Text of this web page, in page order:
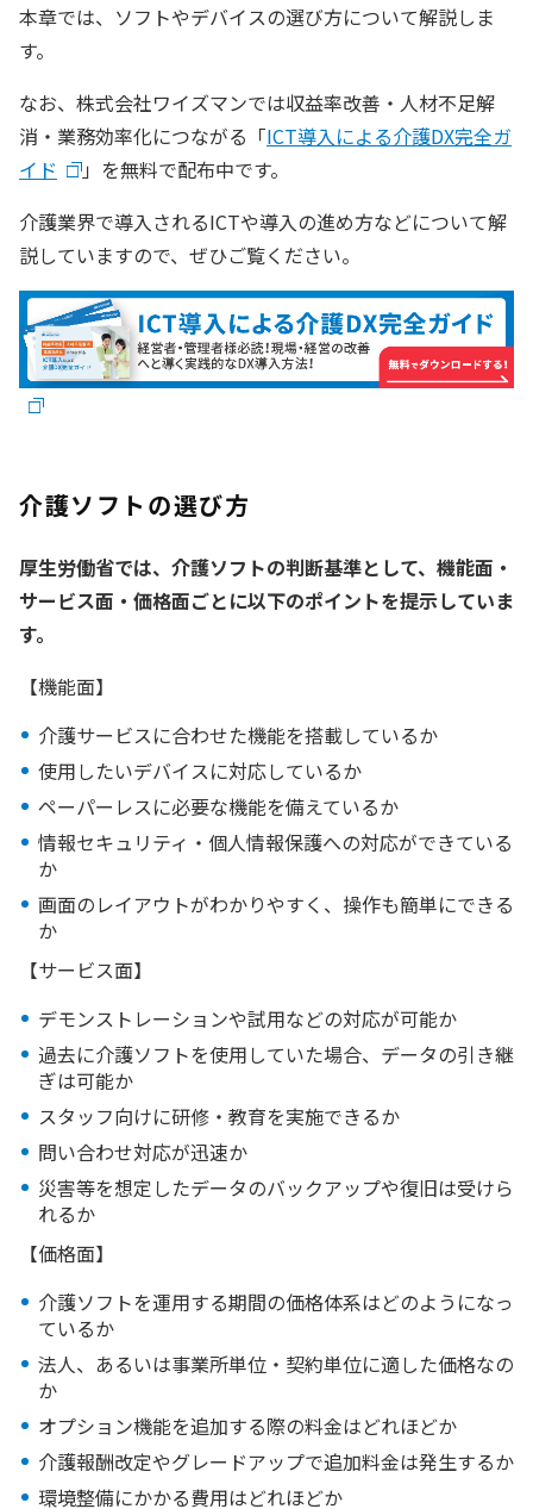
本章では、ソフトやデバイスの選び方について解説しま
す。
なお、株式会社ワイズマンでは収益率改善・人材不足解
消・業務効率化につながる「ICT導入による介護DX完全ガ
イド
」を無料で配布中です。
介護業界で導入されるICTや導入の進め方などについて解
説していますので、ぜひご覧ください。
介護ソフトの選び方
厚生労働省では、介護ソフトの判断基準として、機能面・
サービス面・価格面ごとに以下のポイントを提示していま
す。
【機能面】
介護サービスに合わせた機能を搭載しているか
使用したいデバイスに対応しているか
ペーパーレスに必要な機能を備えているか
情報セキュリティ・個人情報保護への対応ができている
か
画面のレイアウトがわかりやすく、操作も簡単にできる
か
【サービス面】
デモンストレーションや試用などの対応が可能か
過去に介護ソフトを使用していた場合、データの引き継
ぎは可能か
スタッフ向けに研修・教育を実施できるか
問い合わせ対応が迅速か
災害等を想定したデータのバックアップや復旧は受けら
れるか
【価格面】
介護ソフトを運用する期間の価格体系はどのようになっ
ているか
法人、あるいは事業所単位・契約単位に適した価格なの
か
オプション機能を追加する際の料金はどれほどか
介護報酬改定やグレードアップで追加料金は発生するか
環境整備にかかる費用はどれほどか